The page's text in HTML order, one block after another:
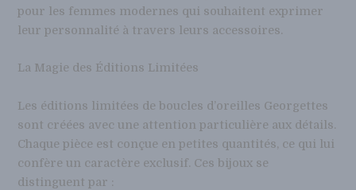
pour les femmes modernes qui souhaitent exprimer
leur personnalité à travers leurs accessoires.
La Magie des Éditions Limitées
Les éditions limitées de boucles d’oreilles Georgettes
sont créées avec une attention particulière aux détails.
Chaque pièce est conçue en petites quantités, ce qui lui
confère un caractère exclusif. Ces bijoux se
distinguent par :